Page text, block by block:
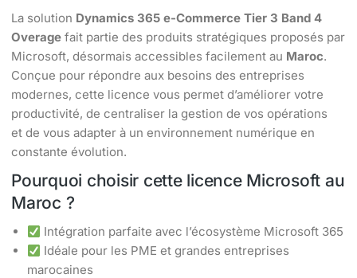
La solution Dynamics 365 e-Commerce Tier 3 Band 4
Overage fait partie des produits stratégiques proposés par
Microsoft, désormais accessibles facilement au Maroc.
Conçue pour répondre aux besoins des entreprises
modernes, cette licence vous permet d’améliorer votre
productivité, de centraliser la gestion de vos opérations
et de vous adapter à un environnement numérique en
constante évolution.
Pourquoi choisir cette licence Microsoft au
Maroc ?
Intégration parfaite avec l’écosystème Microsoft 365
Idéale pour les PME et grandes entreprises
marocaines